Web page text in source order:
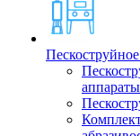
аппараты